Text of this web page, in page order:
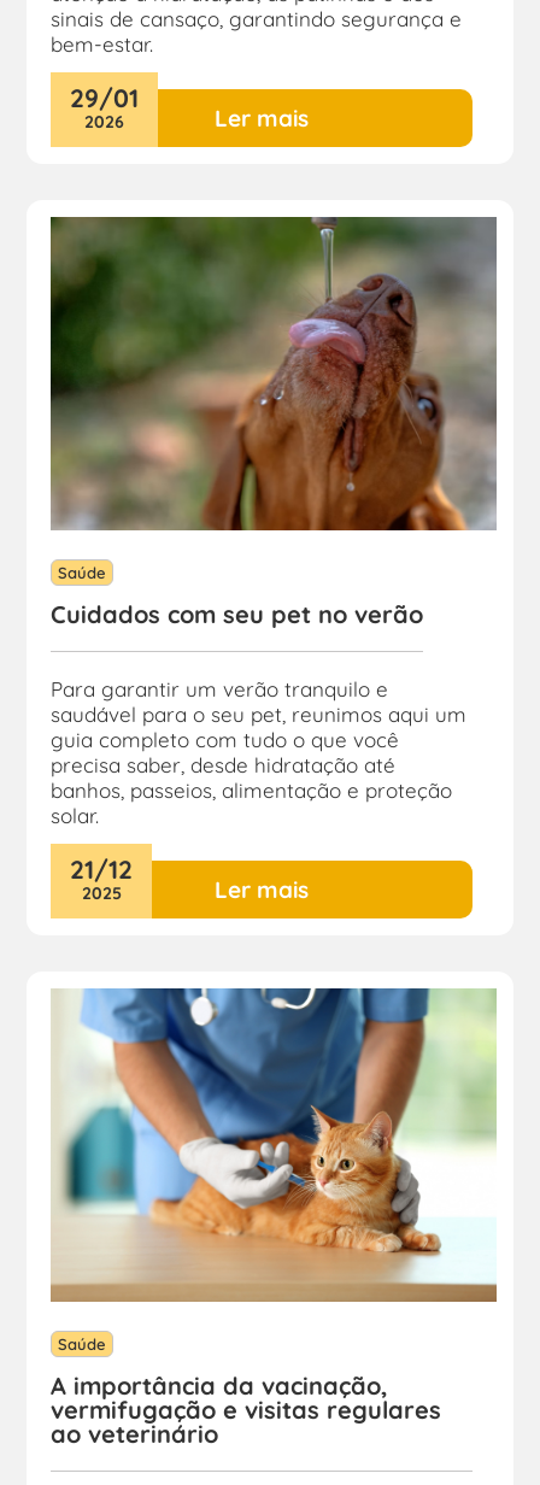
sinais de cansaço, garantindo segurança e
bem-estar.
Ler mais
29/01
2026
Saúde
Cuidados com seu pet no verão
Para garantir um verão tranquilo e
saudável para o seu pet, reunimos aqui um
guia completo com tudo o que você
precisa saber, desde hidratação até
banhos, passeios, alimentação e proteção
solar.
Ler mais
21/12
2025
Saúde
A importância da vacinação,
vermifugação e visitas regulares
ao veterinário